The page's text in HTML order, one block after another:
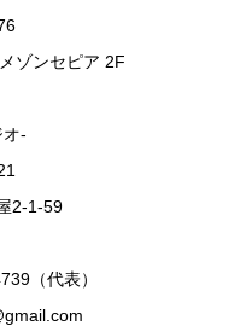
ゾンセピア 2F
-
2-1-59
（代表）